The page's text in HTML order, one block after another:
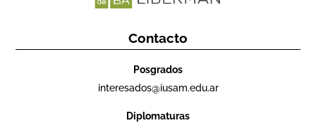
Contacto
Posgrados
interesados@iusam.edu.ar
Diplomaturas